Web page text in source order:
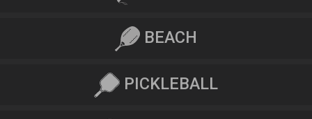
BEACH
PICKLEBALL